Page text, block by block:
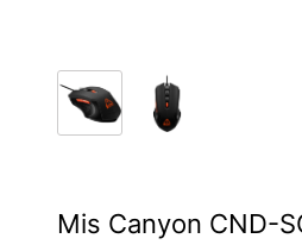
Mis Canyon CND-